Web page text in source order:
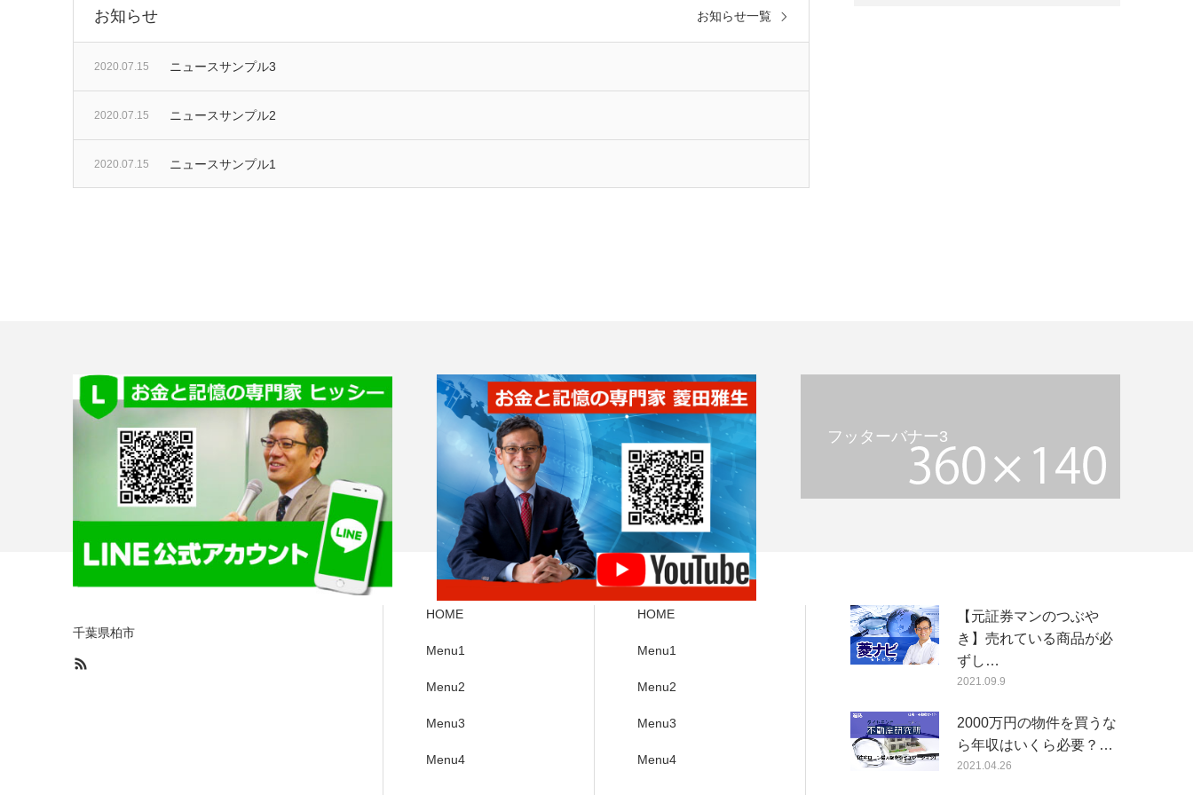
お知らせ
2020.07.15 ニュースサンプル3
2020.07.15 ニュースサンプル2
2020.07.15 ニュースサンプル1
お知らせ一覧
フッターバナー3
千葉県柏市
HOME
Menu1
Menu2
Menu3
Menu4
HOME
Menu1
Menu2
Menu3
Menu4
【元証券マンのつぶや
き】売れている商品が必
ずし…
2021.09.9
2000万円の物件を買うな
ら年収はいくら必要？…
2021.04.26